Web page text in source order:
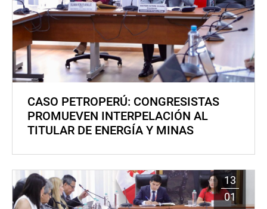
CASO PETROPERÚ: CONGRESISTAS
PROMUEVEN INTERPELACIÓN AL
TITULAR DE ENERGÍA Y MINAS
13
01